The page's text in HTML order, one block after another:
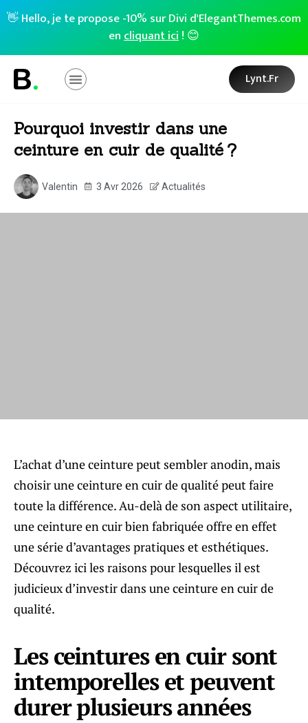
👋 Hello, je te propose -10% sur Divi d'ElegantThemes.com
encliquant ici! 😊
Lynt.fr
Pourquoi investir dans une
ceinture en cuir de qualité ?
Valentin 3 Avr 2026 Actualités
L’achat d’une ceinture peut sembler anodin, mais
choisir une ceinture en cuir de qualité peut faire
toute la différence. Au-delà de son aspect utilitaire,
une ceinture en cuir bien fabriquée offre en effet
une série d’avantages pratiques et esthétiques.
Découvrez ici les raisons pour lesquelles il est
judicieux d’investir dans une ceinture en cuir de
qualité.
Les ceintures en cuir sont
intemporelles et peuvent
durer plusieurs années